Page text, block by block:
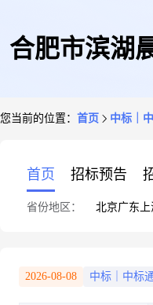
合肥市滨湖
您当前的位置： 首页 中标｜
首页 招标预告
省份地区： 北京广东
2026-08-08 中标｜中标